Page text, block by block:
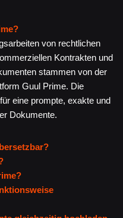
von rechtlichen
Kontrakten und
stammen von der
Guul Prime. Die
eine prompte, exakte und
Dokumente.